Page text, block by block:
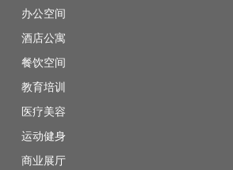
办公空间
酒店公寓
餐饮空间
教育培训
医疗美容
运动健身
商业展厅